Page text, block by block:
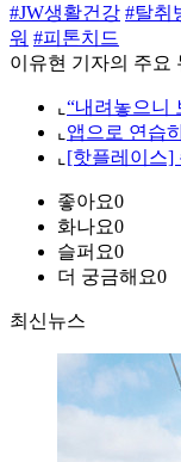
#JW생활건강 #탈취
워 #피톤치드
이유현 기자의 주요
⌞ “내려놓으니
⌞ 앱으로 연습
⌞ [핫플레이스]
좋아요0
화나요0
슬퍼요0
더 궁금해요0
최신뉴스